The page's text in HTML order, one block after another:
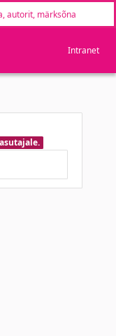
Intranet